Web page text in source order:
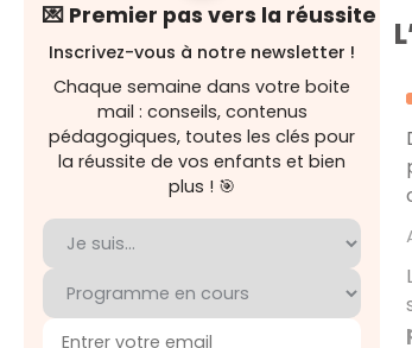
💌 Premier pas vers la réussite
Inscrivez-vous à notre newsletter !
Chaque semaine dans votre boite
mail : conseils, contenus
pédagogiques, toutes les clés pour
la réussite de vos enfants et bien
plus ! 🎯